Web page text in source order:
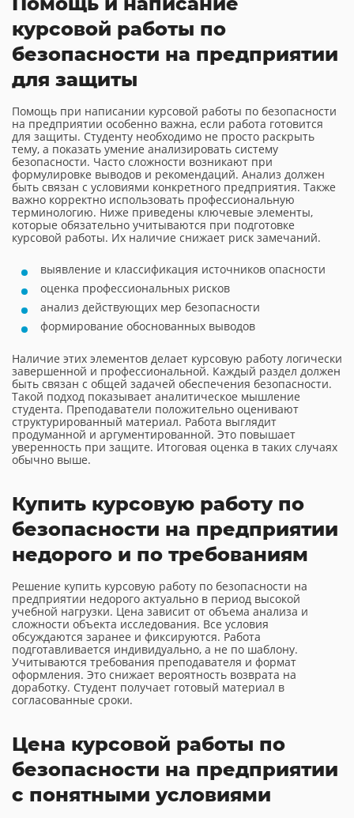
курсовой работы по
безопасности на предприятии
для защиты
Помощь при написании курсовой работы по безопасности
на предприятии особенно важна, если работа готовится
для защиты. Студенту необходимо не просто раскрыть
тему, а показать умение анализировать систему
безопасности. Часто сложности возникают при
формулировке выводов и рекомендаций. Анализ должен
быть связан с условиями конкретного предприятия. Также
важно корректно использовать профессиональную
терминологию. Ниже приведены ключевые элементы,
которые обязательно учитываются при подготовке
курсовой работы. Их наличие снижает риск замечаний.
выявление и классификация источников опасности
оценка профессиональных рисков
анализ действующих мер безопасности
формирование обоснованных выводов
Наличие этих элементов делает курсовую работу логически
завершенной и профессиональной. Каждый раздел должен
быть связан с общей задачей обеспечения безопасности.
Такой подход показывает аналитическое мышление
студента. Преподаватели положительно оценивают
структурированный материал. Работа выглядит
продуманной и аргументированной. Это повышает
уверенность при защите. Итоговая оценка в таких случаях
обычно выше.
Купить курсовую работу по
безопасности на предприятии
недорого и по требованиям
Решение купить курсовую работу по безопасности на
предприятии недорого актуально в период высокой
учебной нагрузки. Цена зависит от объема анализа и
сложности объекта исследования. Все условия
обсуждаются заранее и фиксируются. Работа
подготавливается индивидуально, а не по шаблону.
Учитываются требования преподавателя и формат
оформления. Это снижает вероятность возврата на
доработку. Студент получает готовый материал в
согласованные сроки.
Цена курсовой работы по
безопасности на предприятии
с понятными условиями